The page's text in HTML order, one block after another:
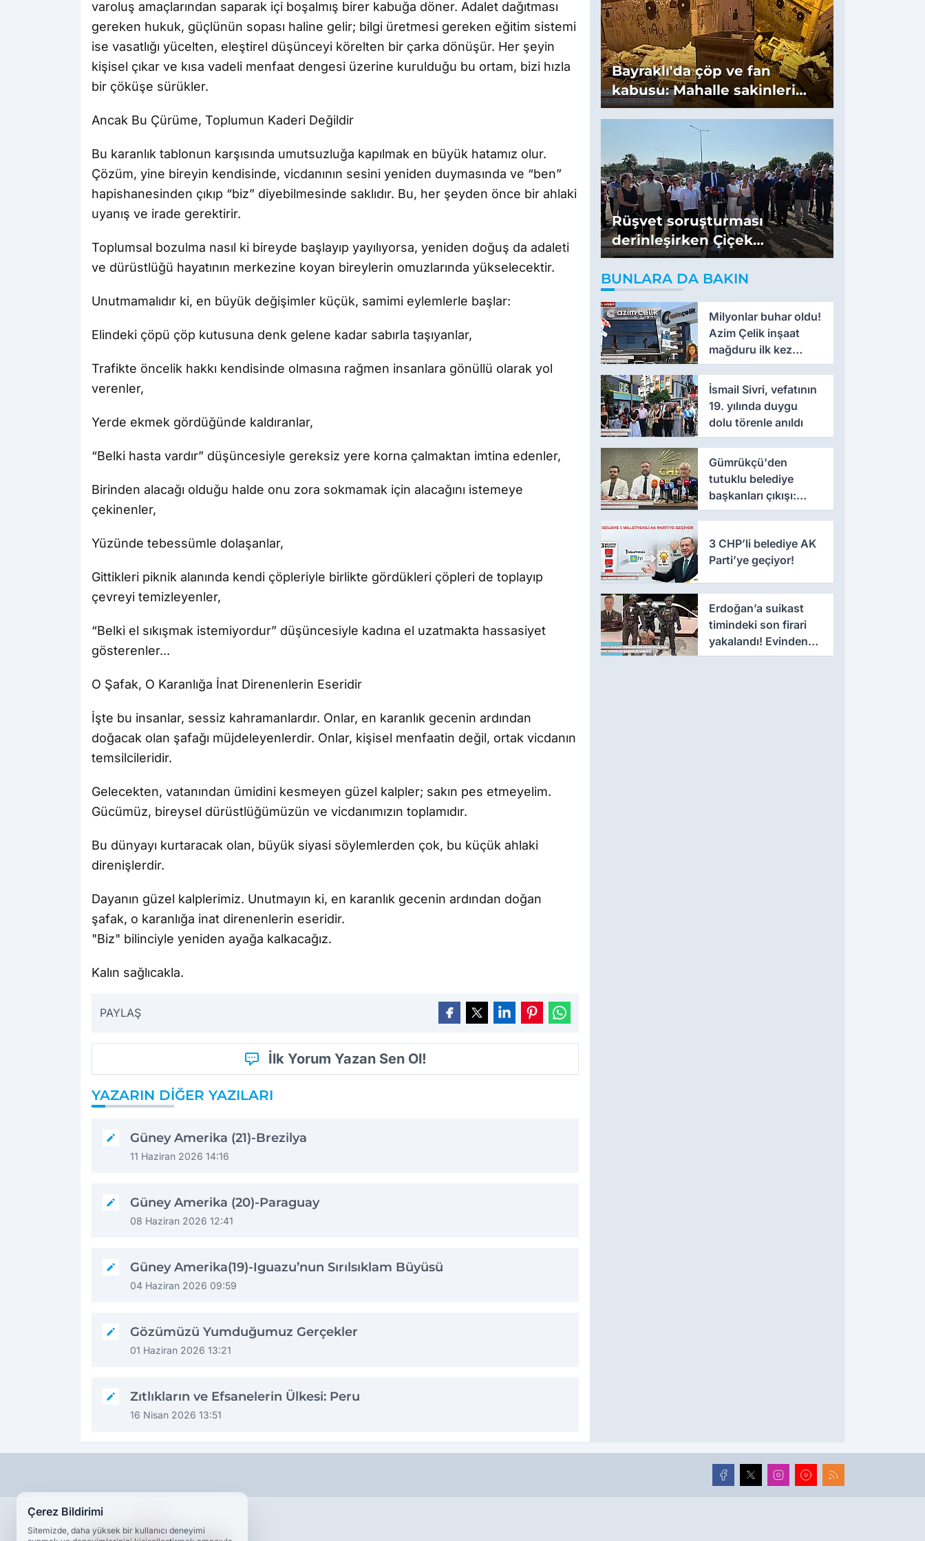
varoluş amaçlarından saparak içi boşalmış birer kabuğa döner. Adalet dağıtması
gereken hukuk, güçlünün sopası haline gelir; bilgi üretmesi gereken eğitim sistemi
ise vasatlığı yücelten, eleştirel düşünceyi körelten bir çarka dönüşür. Her şeyin
kişisel çıkar ve kısa vadeli menfaat dengesi üzerine kurulduğu bu ortam, bizi hızla
bir çöküşe sürükler.
Ancak Bu Çürüme, Toplumun Kaderi Değildir
Bu karanlık tablonun karşısında umutsuzluğa kapılmak en büyük hatamız olur.
Çözüm, yine bireyin kendisinde, vicdanının sesini yeniden duymasında ve “ben”
hapishanesinden çıkıp “biz” diyebilmesinde saklıdır. Bu, her şeyden önce bir ahlaki
uyanış ve irade gerektirir.
Toplumsal bozulma nasıl ki bireyde başlayıp yayılıyorsa, yeniden doğuş da adaleti
ve dürüstlüğü hayatının merkezine koyan bireylerin omuzlarında yükselecektir.
Unutmamalıdır ki, en büyük değişimler küçük, samimi eylemlerle başlar:
Elindeki çöpü çöp kutusuna denk gelene kadar sabırla taşıyanlar,
Trafikte öncelik hakkı kendisinde olmasına rağmen insanlara gönüllü olarak yol
verenler,
Yerde ekmek gördüğünde kaldıranlar,
“Belki hasta vardır” düşüncesiyle gereksiz yere korna çalmaktan imtina edenler,
Birinden alacağı olduğu halde onu zora sokmamak için alacağını istemeye
çekinenler,
Yüzünde tebessümle dolaşanlar,
Gittikleri piknik alanında kendi çöpleriyle birlikte gördükleri çöpleri de toplayıp
çevreyi temizleyenler,
“Belki el sıkışmak istemiyordur” düşüncesiyle kadına el uzatmakta hassasiyet
gösterenler...
O Şafak, O Karanlığa İnat Direnenlerin Eseridir
İşte bu insanlar, sessiz kahramanlardır. Onlar, en karanlık gecenin ardından
doğacak olan şafağı müjdeleyenlerdir. Onlar, kişisel menfaatin değil, ortak vicdanın
temsilcileridir.
Gelecekten, vatanından ümidini kesmeyen güzel kalpler; sakın pes etmeyelim.
Gücümüz, bireysel dürüstlüğümüzün ve vicdanımızın toplamıdır.
Bu dünyayı kurtaracak olan, büyük siyasi söylemlerden çok, bu küçük ahlaki
direnişlerdir.
Dayanın güzel kalplerimiz. Unutmayın ki, en karanlık gecenin ardından doğan
şafak, o karanlığa inat direnenlerin eseridir.
"Biz" bilinciyle yeniden ayağa kalkacağız.
Kalın sağlıcakla.
PAYLAŞ
İlk Yorum Yazan Sen Ol!
YAZARIN DIĞER YAZILARI
Güney Amerika (21)-Brezilya
11 Haziran 2026 14:16
Güney Amerika (20)-Paraguay
08 Haziran 2026 12:41
Güney Amerika(19)-Iguazu’nun Sırılsıklam Büyüsü
04 Haziran 2026 09:59
Gözümüzü Yumduğumuz Gerçekler
01 Haziran 2026 13:21
Zıtlıkların ve Efsanelerin Ülkesi: Peru
16 Nisan 2026 13:51
Bayraklı'da çöp ve fan
kabusu: Mahalle sakinleri
isyan etti
Rüşvet soruşturması
derinleşirken Çiçek
cephesinden 'montaj'
savunması
BUNLARA DA BAKIN
Milyonlar buhar oldu!
Azim Çelik inşaat
mağduru ilk kez
konuştu
İsmail Sivri, vefatının
19. yılında duygu
dolu törenle anıldı
Gümrükçü'den
tutuklu belediye
başkanları çıkışı:
'Yıllarca iddianame
3 CHP’li belediye AK
Parti’ye geçiyor!
Erdoğan’a suikast
timindeki son firari
yakalandı! Evinden
çıkanlar şaşkınlık
Çerez Bildirimi
Sitemizde, daha yüksek bir kullanıcı deneyimi